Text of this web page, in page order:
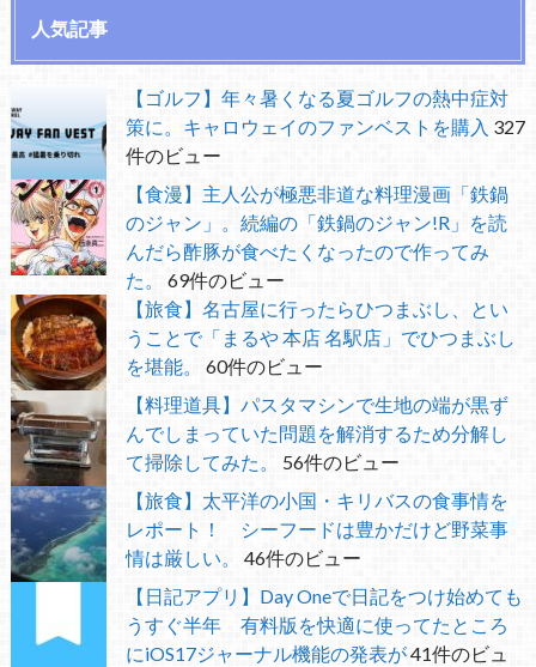
人気記事
【ゴルフ】年々暑くなる夏ゴルフの熱中症対
策に。キャロウェイのファンベストを購入 327
件のビュー
【食漫】主人公が極悪非道な料理漫画「鉄鍋
のジャン」。続編の「鉄鍋のジャン!R」を読
んだら酢豚が食べたくなったので作ってみ
た。
69件のビュー
【旅食】名古屋に行ったらひつまぶし、とい
うことで「まるや 本店 名駅店」でひつまぶし
を堪能。
60件のビュー
【料理道具】パスタマシンで生地の端が黒ず
んでしまっていた問題を解消するため分解し
て掃除してみた。
56件のビュー
【旅食】太平洋の小国・キリバスの食事情を
レポート！ シーフードは豊かだけど野菜事
情は厳しい。
46件のビュー
【日記アプリ】Day Oneで日記をつけ始めても
うすぐ半年 有料版を快適に使ってたところ
にiOS17ジャーナル機能の発表が41件のビュ